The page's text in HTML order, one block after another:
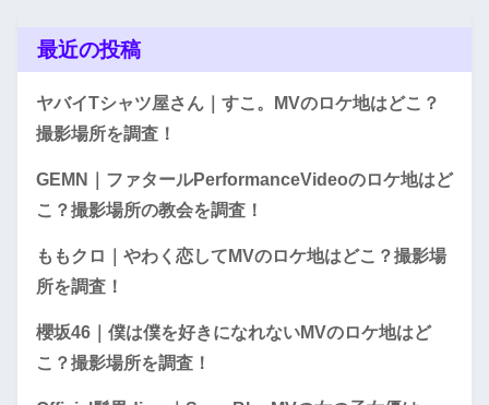
最近の投稿
ヤバイTシャツ屋さん｜すこ。MVのロケ地はどこ？
撮影場所を調査！
GEMN｜ファタールPerformanceVideoのロケ地はど
こ？撮影場所の教会を調査！
ももクロ｜やわく恋してMVのロケ地はどこ？撮影場
所を調査！
櫻坂46｜僕は僕を好きになれないMVのロケ地はど
こ？撮影場所を調査！